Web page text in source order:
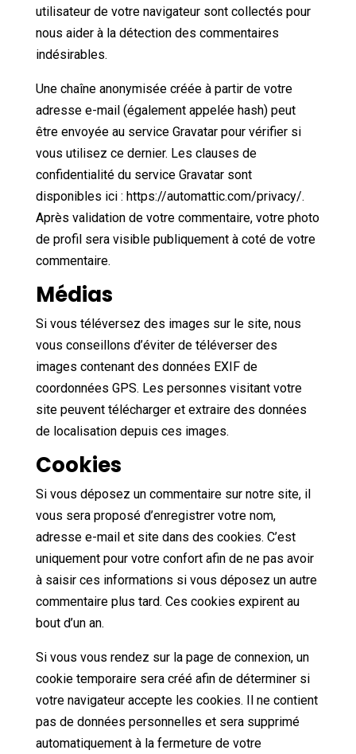
Contactez nous
utilisateur de votre navigateur sont collectés pour
nous aider à la détection des commentaires
indésirables.
Une chaîne anonymisée créée à partir de votre
adresse e-mail (également appelée hash) peut
être envoyée au service Gravatar pour vérifier si
vous utilisez ce dernier. Les clauses de
confidentialité du service Gravatar sont
disponibles ici : https://automattic.com/privacy/.
Après validation de votre commentaire, votre photo
de profil sera visible publiquement à coté de votre
commentaire.
Médias
Si vous téléversez des images sur le site, nous
vous conseillons d’éviter de téléverser des
images contenant des données EXIF de
coordonnées GPS. Les personnes visitant votre
site peuvent télécharger et extraire des données
de localisation depuis ces images.
Cookies
Si vous déposez un commentaire sur notre site, il
vous sera proposé d’enregistrer votre nom,
adresse e-mail et site dans des cookies. C’est
uniquement pour votre confort afin de ne pas avoir
à saisir ces informations si vous déposez un autre
commentaire plus tard. Ces cookies expirent au
bout d’un an.
Si vous vous rendez sur la page de connexion, un
cookie temporaire sera créé afin de déterminer si
votre navigateur accepte les cookies. Il ne contient
pas de données personnelles et sera supprimé
automatiquement à la fermeture de votre